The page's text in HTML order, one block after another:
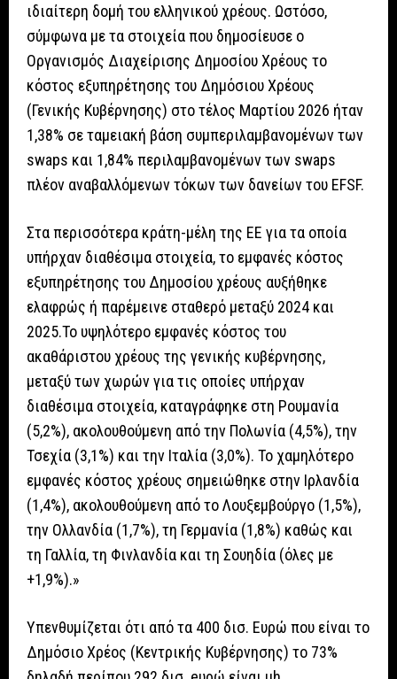
ιδιαίτερη δομή του ελληνικού χρέους. Ωστόσο,
σύμφωνα με τα στοιχεία που δημοσίευσε ο
Οργανισμός Διαχείρισης Δημοσίου Χρέους το
κόστος εξυπηρέτησης του Δημόσιου Χρέους
(Γενικής Κυβέρνησης) στο τέλος Μαρτίου 2026 ήταν
1,38% σε ταμειακή βάση συμπεριλαμβανομένων των
swaps και 1,84% περιλαμβανομένων των swaps
πλέον αναβαλλόμενων τόκων των δανείων του EFSF.
Στα περισσότερα κράτη-μέλη της ΕΕ για τα οποία
υπήρχαν διαθέσιμα στοιχεία, το εμφανές κόστος
εξυπηρέτησης του Δημοσίου χρέους αυξήθηκε
ελαφρώς ή παρέμεινε σταθερό μεταξύ 2024 και
2025.Το υψηλότερο εμφανές κόστος του
ακαθάριστου χρέους της γενικής κυβέρνησης,
μεταξύ των χωρών για τις οποίες υπήρχαν
διαθέσιμα στοιχεία, καταγράφηκε στη Ρουμανία
(5,2%), ακολουθούμενη από την Πολωνία (4,5%), την
Τσεχία (3,1%) και την Ιταλία (3,0%). Το χαμηλότερο
εμφανές κόστος χρέους σημειώθηκε στην Ιρλανδία
(1,4%), ακολουθούμενη από το Λουξεμβούργο (1,5%),
την Ολλανδία (1,7%), τη Γερμανία (1,8%) καθώς και
τη Γαλλία, τη Φινλανδία και τη Σουηδία (όλες με
+1,9%).»
Υπενθυμίζεται ότι από τα 400 δισ. Ευρώ που είναι το
Δημόσιο Χρέος (Κεντρικής Κυβέρνησης) το 73%